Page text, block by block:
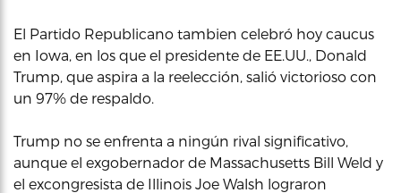
El Partido Republicano tambien celebró hoy caucus
en Iowa, en los que el presidente de EE.UU., Donald
Trump, que aspira a la reelección, salió victorioso con
un 97% de respaldo.
Trump no se enfrenta a ningún rival significativo,
aunque el exgobernador de Massachusetts Bill Weld y
el excongresista de Illinois Joe Walsh lograron